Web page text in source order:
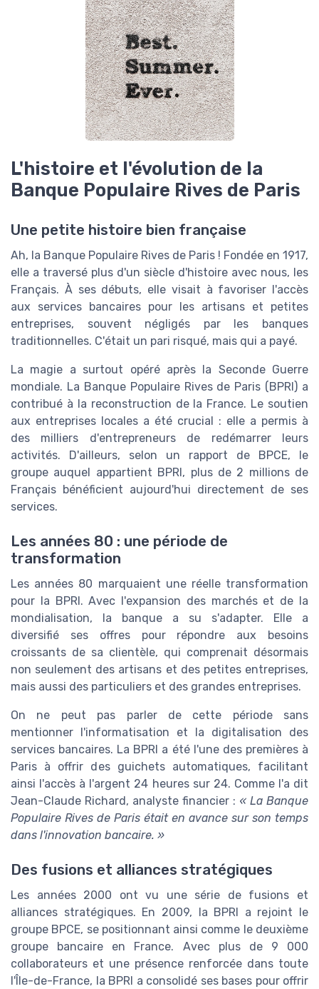
L'histoire et l'évolution de la
Banque Populaire Rives de Paris
Une petite histoire bien française
Ah, la Banque Populaire Rives de Paris ! Fondée en 1917,
elle a traversé plus d'un siècle d'histoire avec nous, les
Français. À ses débuts, elle visait à favoriser l'accès
aux services bancaires pour les artisans et petites
entreprises, souvent négligés par les banques
traditionnelles. C'était un pari risqué, mais qui a payé.
La magie a surtout opéré après la Seconde Guerre
mondiale. La Banque Populaire Rives de Paris (BPRI) a
contribué à la reconstruction de la France. Le soutien
aux entreprises locales a été crucial : elle a permis à
des milliers d'entrepreneurs de redémarrer leurs
activités. D'ailleurs, selon un rapport de BPCE, le
groupe auquel appartient BPRI, plus de 2 millions de
Français bénéficient aujourd'hui directement de ses
services.
Les années 80 : une période de
transformation
Les années 80 marquaient une réelle transformation
pour la BPRI. Avec l'expansion des marchés et de la
mondialisation, la banque a su s'adapter. Elle a
diversifié ses offres pour répondre aux besoins
croissants de sa clientèle, qui comprenait désormais
non seulement des artisans et des petites entreprises,
mais aussi des particuliers et des grandes entreprises.
On ne peut pas parler de cette période sans
mentionner l'informatisation et la digitalisation des
services bancaires. La BPRI a été l'une des premières à
Paris à offrir des guichets automatiques, facilitant
ainsi l'accès à l'argent 24 heures sur 24. Comme l'a dit
Jean-Claude Richard, analyste financier : « La Banque
Populaire Rives de Paris était en avance sur son temps
dans l'innovation bancaire. »
Des fusions et alliances stratégiques
Les années 2000 ont vu une série de fusions et
alliances stratégiques. En 2009, la BPRI a rejoint le
groupe BPCE, se positionnant ainsi comme le deuxième
groupe bancaire en France. Avec plus de 9 000
collaborateurs et une présence renforcée dans toute
l'Île-de-France, la BPRI a consolidé ses bases pour offrir